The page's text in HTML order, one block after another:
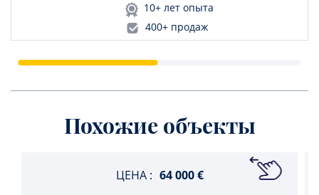
10+ лет опыта
400+ продаж
Похожие объекты
ЦЕНА : 64 000 €